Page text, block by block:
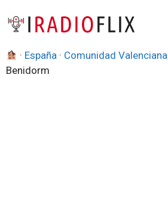
· España · Comunidad Valenciana
Benidorm